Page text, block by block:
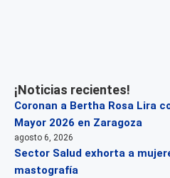
¡Noticias recientes!
Coronan a Bertha Rosa Lira
Mayor 2026 en Zaragoza
agosto 6, 2026
Sector Salud exhorta a
mastografía